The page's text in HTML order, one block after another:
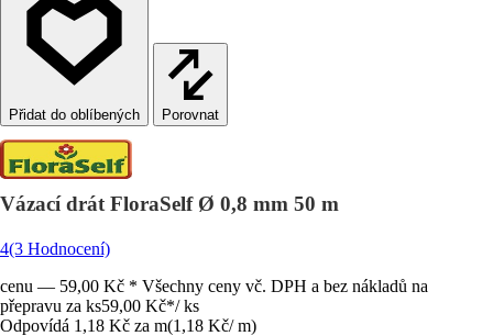
Porovnat
Vázací drát FloraSelf Ø 0,8 mm 50 m
4(3 Hodnocení)
cenu — 59,00 Kč * Všechny ceny vč. DPH a bez nákladů na
přepravu za ks59,00 Kč*/ ks
Odpovídá 1,18 Kč za m(1,18 Kč/ m)